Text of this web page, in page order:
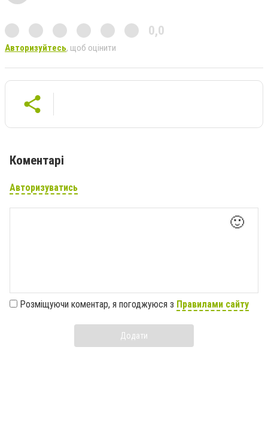
0,0
Авторизуйтесь, щоб оцінити
Коментарі
Авторизуватись
🙂
Розміщуючи коментар, я погоджуюся з Правилами сайту
Додати